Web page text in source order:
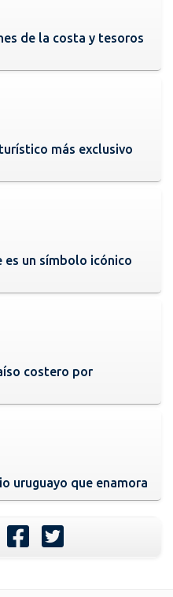
de la costa y tesoros
más exclusivo
es un símbolo icónico
costero por
uruguayo que enamora